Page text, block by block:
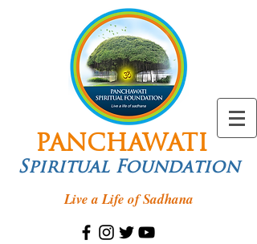
PANCHAWATI
Spiritual Foundation
Live a Life of Sadhana